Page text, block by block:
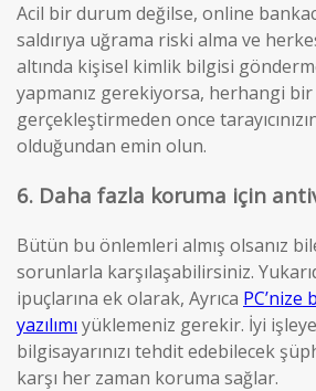
Acil bir durum değilse, online
saldırıya uğrama riski alma ve
altında kişisel kimlik bilgisi
yapmanız gerekiyorsa, herhangi bir
gerçekleştirmeden once
olduğundan emin olun.
6. Daha fazla koruma için
Bütün bu önlemleri almış olsanız
sorunlarla karşılaşabilirsiniz.
ipuçlarına ek olarak, Ayrıca
yazılımı yüklemeniz gerekir. İyi
bilgisayarınızı tehdit edebilecek
karşı her zaman koruma sağlar.